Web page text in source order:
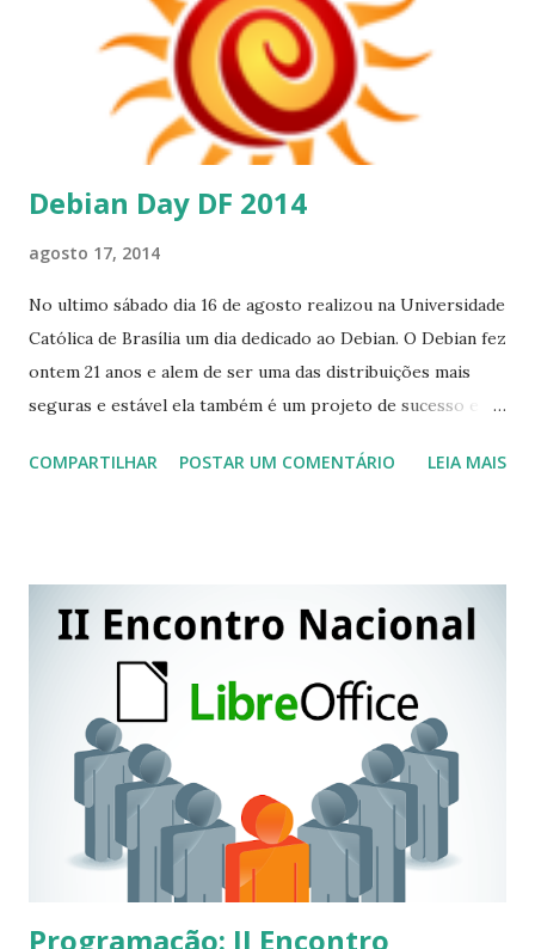
Debian Day DF 2014
agosto 17, 2014
No ultimo sábado dia 16 de agosto realizou na Universidade
Católica de Brasília um dia dedicado ao Debian. O Debian fez
ontem 21 anos e alem de ser uma das distribuições mais
seguras e estável ela também é um projeto de sucesso e
de uma das distros mais populares e utilizadas pelos
de um dos organizadores do Latinoware o Srº Silvio
Palmiere com a palestra "BOPE (Batalhão Orientado a
Programações Especiais)" , João Kzam com a palestra
"Google Muito Alem da Busca" , Luiz Guilherme com a
palestra "Pericia Digital" e muitas outras palestras voltadas
usando o Debian. Durante todo o evento ocorreu a install
fest com a instalação de Debian e a distribuição da ISO para
quem instalasse a distro em sua máquina...
COMPARTILHAR POSTAR UM COMENTÁRIO LEIA MAIS
Programação: II Encontro